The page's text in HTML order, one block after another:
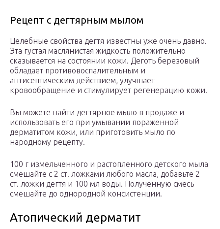
Рецепт с дегтярным мылом
Целебные свойства дегтя известны уже очень давно.
Эта густая маслянистая жидкость положительно
сказывается на состоянии кожи. Деготь березовый
обладает противовоспалительным и
антисептическим действием, улучшает
кровообращение и стимулирует регенерацию кожи.
Вы можете найти дегтярное мыло в продаже и
использовать его при умывании пораженной
дерматитом кожи, или приготовить мыло по
народному рецепту.
100 г измельченного и растопленного детского мыла
смешайте с 2 ст. ложками любого масла, добавьте 2
ст. ложки дегтя и 100 мл воды. Полученную смесь
смешайте до однородной консистенции.
Атопический дерматит